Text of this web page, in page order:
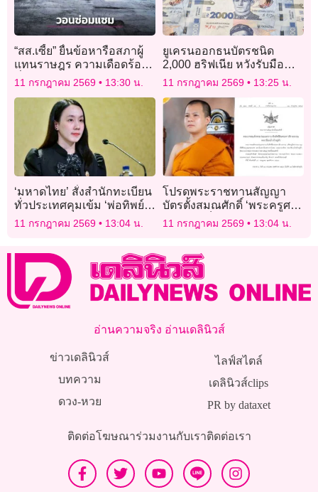
“สส.เซี้ย” ยื่นข้อหารือสภาผู้
แทนราษฎร ความเดือดร้อน
พี่น้องประชาชน ตำบลท่า
11 กรกฎาคม 2569 13:30 น.
ยูเครนออกธนบัตรชนิด
2,000 ฮริฟเนีย หวังรับมือ
เงินเฟ้อ-ปัญหาขาดแคลน
11 กรกฎาคม 2569 13:25 น.
‘มหาดไทย’ สั่งสำนักทะเบียน
ทั่วประเทศคุมเข้ม ‘พ่อทิพย์’
รับรองบุตรต่างด้าว
11 กรกฎาคม 2569 13:04 น.
โปรดพระราชทานสัญญา
บัตรตั้งสมณศักดิ์ ‘พระครูศรี
วชิรสุธี’ เป็น ‘พระราชาคณะ
ชั้นสามัญ’
11 กรกฎาคม 2569 13:04 น.
อ่านความจริง อ่านเดลินิวส์
ข่าวเดลินิวส์
บทความ
ดวง-หวย
ไลฟ์สไตล์
เดลินิวส์clips
PR by dataxet
ติดต่อโฆษณาร่วมงานกับเราติดต่อเรา